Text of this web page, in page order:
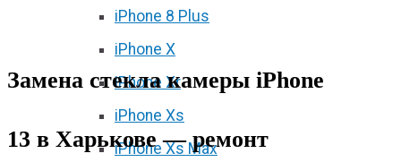
iPhone 8 Plus
iPhone X
iPhone Xr
iPhone Xs
iPhone Xs Max
Замена стекла камеры iPhone
13 в Харькове — ремонт